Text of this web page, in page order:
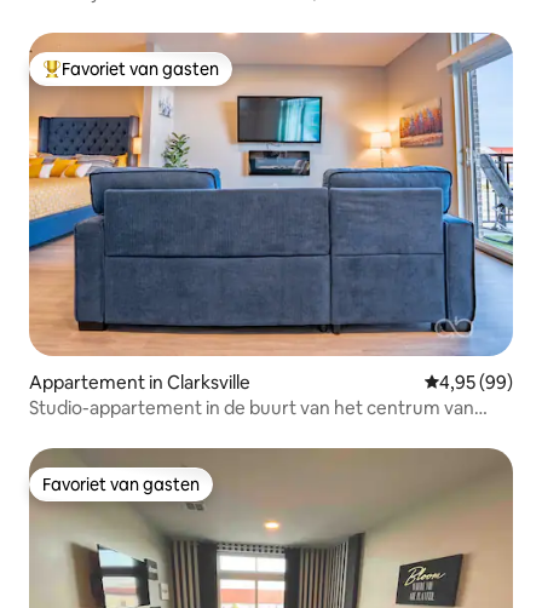
Topfavoriet van gasten
Favoriet van gasten
Appartement in Clarksville Gemiddelde
4,95 (99)
Studio-appartement in de buurt van het centrum van
Favoriet van gasten
Favoriet van gasten